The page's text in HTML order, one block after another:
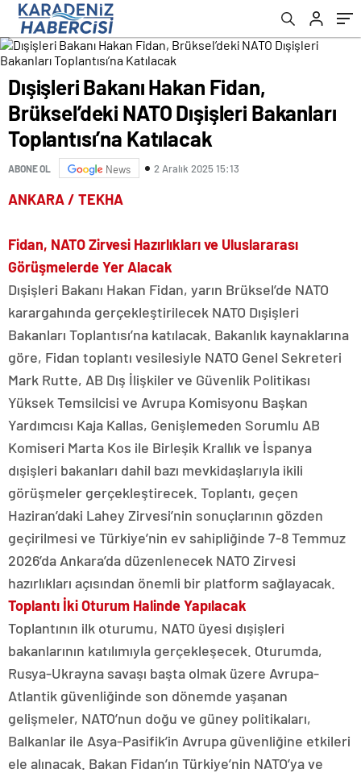
Katılacak
Dışişleri Bakanı Hakan Fidan,
Brüksel’deki NATO Dışişleri Bakanları
Toplantısı’na Katılacak
ABONE OL News 2 Aralık 2025 15:13
ANKARA / TEKHA
Fidan, NATO Zirvesi Hazırlıkları ve Uluslararası
Görüşmelerde Yer Alacak
Dışişleri Bakanı Hakan Fidan, yarın Brüksel’de NATO
karargahında gerçekleştirilecek NATO Dışişleri
Bakanları Toplantısı’na katılacak. Bakanlık kaynaklarına
göre, Fidan toplantı vesilesiyle NATO Genel Sekreteri
Mark Rutte, AB Dış İlişkiler ve Güvenlik Politikası
Yüksek Temsilcisi ve Avrupa Komisyonu Başkan
Yardımcısı Kaja Kallas, Genişlemeden Sorumlu AB
Komiseri Marta Kos ile Birleşik Krallık ve İspanya
dışişleri bakanları dahil bazı mevkidaşlarıyla ikili
görüşmeler gerçekleştirecek. Toplantı, geçen
Haziran’daki Lahey Zirvesi’nin sonuçlarının gözden
geçirilmesi ve Türkiye’nin ev sahipliğinde 7-8 Temmuz
2026’da Ankara’da düzenlenecek NATO Zirvesi
hazırlıkları açısından önemli bir platform sağlayacak.
Toplantı İki Oturum Halinde Yapılacak
Toplantının ilk oturumu, NATO üyesi dışişleri
bakanlarının katılımıyla gerçekleşecek. Oturumda,
Rusya-Ukrayna savaşı başta olmak üzere Avrupa-
Atlantik güvenliğinde son dönemde yaşanan
gelişmeler, NATO’nun doğu ve güney politikaları,
Balkanlar ile Asya-Pasifik’in Avrupa güvenliğine etkileri
ele alınacak. Bakan Fidan’ın Türkiye’nin NATO’ya ve